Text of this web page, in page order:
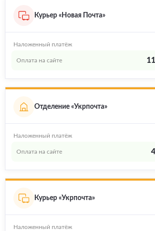
Курьер «Новая Почта»
Наложенный платёж
Оплата на сайте
Отделение «Укрпочта»
Наложенный платёж
Оплата на сайте
Курьер «Укрпочта»
Наложенный платёж